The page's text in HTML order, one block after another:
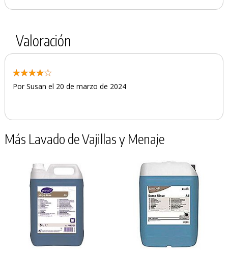
Valoración
Por Susan el 20 de marzo de 2024
Más Lavado de Vajillas y Menaje